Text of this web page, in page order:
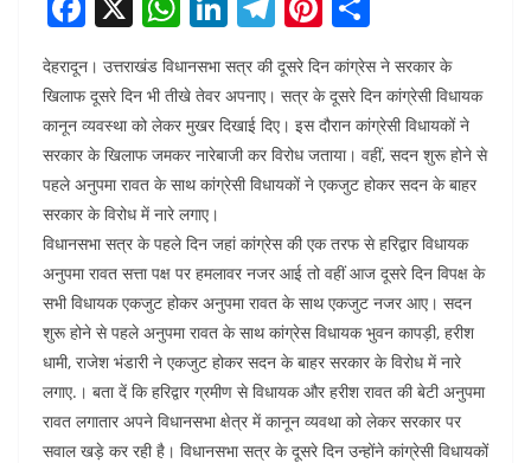
c
e
b
o
o
k
at
s
A
p
p
k
e
dI
n
el
e
gr
a
m
nt
er
e
st
h
ar
e
देहरादून। उत्तराखंड विधानसभा सत्र की दूसरे दिन कांग्रेस ने सरकार के
खिलाफ दूसरे दिन भी तीखे तेवर अपनाए। सत्र के दूसरे दिन कांग्रेसी विधायक
कानून व्यवस्था को लेकर मुखर दिखाई दिए। इस दौरान कांग्रेसी विधायकों ने
सरकार के खिलाफ जमकर नारेबाजी कर विरोध जताया। वहीं, सदन शुरू होने से
पहले अनुपमा रावत के साथ कांग्रेसी विधायकों ने एकजुट होकर सदन के बाहर
सरकार के विरोध में नारे लगाए।
विधानसभा सत्र के पहले दिन जहां कांग्रेस की एक तरफ से हरिद्वार विधायक
अनुपमा रावत सत्ता पक्ष पर हमलावर नजर आई तो वहीं आज दूसरे दिन विपक्ष के
सभी विधायक एकजुट होकर अनुपमा रावत के साथ एकजुट नजर आए। सदन
शुरू होने से पहले अनुपमा रावत के साथ कांग्रेस विधायक भुवन कापड़ी, हरीश
धामी, राजेश भंडारी ने एकजुट होकर सदन के बाहर सरकार के विरोध में नारे
लगाए.। बता दें कि हरिद्वार ग्रमीण से विधायक और हरीश रावत की बेटी अनुपमा
रावत लगातार अपने विधानसभा क्षेत्र में कानून व्यवथा को लेकर सरकार पर
सवाल खड़े कर रही है। विधानसभा सत्र के दूसरे दिन उन्होंने कांग्रेसी विधायकों